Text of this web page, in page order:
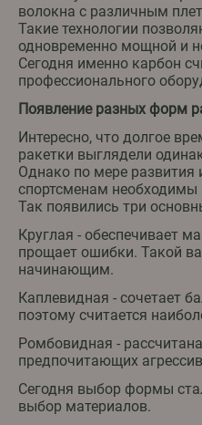
волокна с различным
Такие технологии
одновременно мощной и
Сегодня именно карбон
профессионального
Появление разных форм
Интересно, что долгое
ракетки выглядели
Однако по мере развития
спортсменам необходимы
Так появились три
Круглая - обеспечивает
прощает ошибки. Такой
начинающим.
Каплевидная - сочетает
поэтому считается
Ромбовидная -
предпочитающих
Сегодня выбор формы
выбор материалов.